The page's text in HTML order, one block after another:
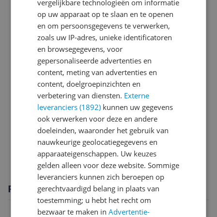
Mogelijke vereisten instellen en gebruik
Opslaggeheugen
Overige kenmerken
Productinformatie
Scherm
Sim informatie
Software
Specificaties
Productomschrijving
vergelijkbare technologieën om informatie
op uw apparaat op te slaan en te openen
en om persoonsgegevens te verwerken,
zoals uw IP-adres, unieke identificatoren
en browsegegevens, voor
gepersonaliseerde advertenties en
content, meting van advertenties en
content, doelgroepinzichten en
verbetering van diensten. Externe
leveranciers (1892) kunnen uw gegevens
ook verwerken voor deze en andere
doeleinden, waaronder het gebruik van
nauwkeurige geolocatiegegevens en
apparaateigenschappen. Uw keuzes
gelden alleen voor deze website. Sommige
leveranciers kunnen zich beroepen op
gerechtvaardigd belang in plaats van
toestemming; u hebt het recht om
bezwaar te maken inAdvertentie-